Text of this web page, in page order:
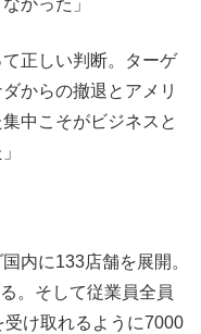
正しい判断。ターゲ
からの撤退とアメリ
中こそがビジネスと
内に133店舗を展開。
。そして従業員全員
け取れるように7000